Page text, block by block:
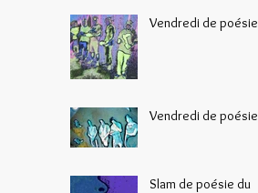
Vendredi de poésie
Vendredi de poésie
Slam de poésie du